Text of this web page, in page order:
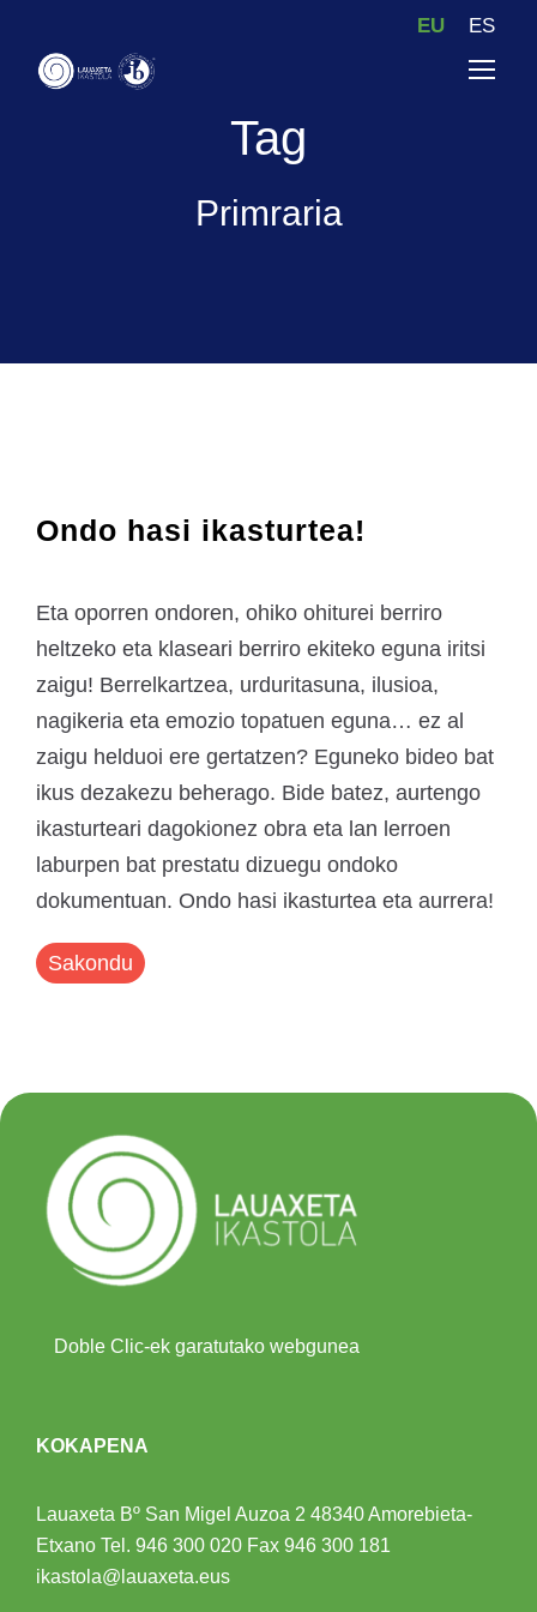
EU ES
Tag
Primraria
Ondo hasi ikasturtea!
Eta oporren ondoren, ohiko ohiturei berriro
heltzeko eta klaseari berriro ekiteko eguna iritsi
zaigu! Berrelkartzea, urduritasuna, ilusioa,
nagikeria eta emozio topatuen eguna… ez al
zaigu helduoi ere gertatzen? Eguneko bideo bat
ikus dezakezu beherago. Bide batez, aurtengo
ikasturteari dagokionez obra eta lan lerroen
laburpen bat prestatu dizuegu ondoko
dokumentuan. Ondo hasi ikasturtea eta aurrera!
Sakondu
Doble Clic-ek garatutako webgunea
KOKAPENA
Lauaxeta Bº San Migel Auzoa 2 48340 Amorebieta-
Etxano Tel. 946 300 020 Fax 946 300 181
ikastola@lauaxeta.eus